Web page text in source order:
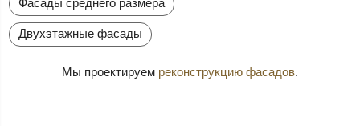
Двухэтажные фасады
Мы проектируем реконструкцию фасадов.